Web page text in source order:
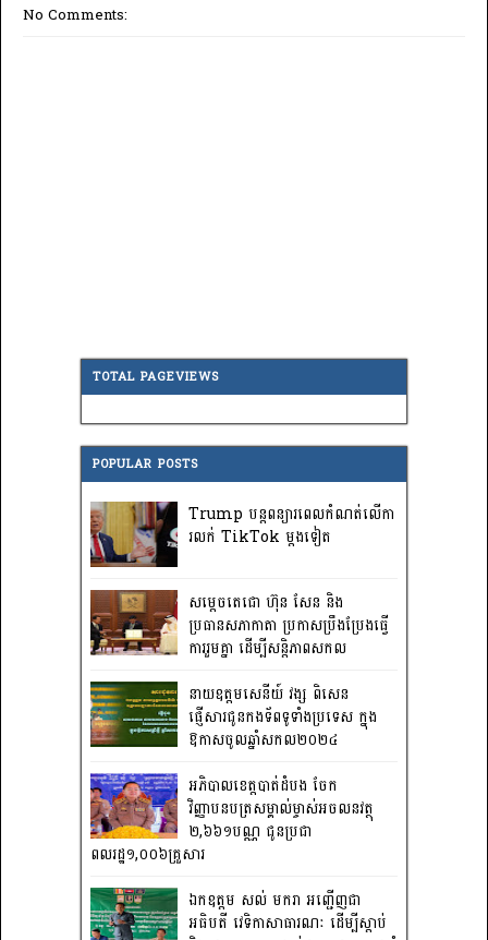
No Comments:
TOTAL PAGEVIEWS
POPULAR POSTS
Trump បន្តពន្យារពេលកំណត់លើកា
រលក់ TikTok ម្តងទៀត
សម្តេចតេជោ ហ៊ុន សែន និង
ប្រធានសភាកាតា ប្រកាសប្រឹងប្រែងធ្វើ
ការ​រួមគ្នា ដើម្បីសន្តិភាពសកល
នាយឧត្តមសេនីយ៍ វង្ស ពិសេន
ផ្ញើសារជូនកងទ័ពទូទាំងប្រទេស ក្នុង
ឱកាសចូលឆ្នាំសកល២០២៤
អភិបាលខេត្តបាត់ដំបង ចែក
វិញ្ញាបនបត្រសម្គាល់ម្ចាស់អចលនវត្ថុ
២,៦៦១បណ្ណ ជូនប្រជា
ពលរដ្ឋ១,០០៦គ្រួសារ
ឯកឧត្តម សល់ មករា អញ្ជើញជា
អធិបតី វេទិកាសាធារណៈ ដើម្បីស្តាប់